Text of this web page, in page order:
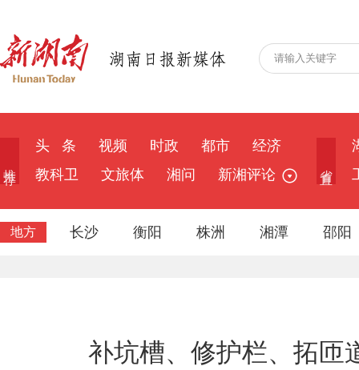
头 条 视频 时政 都市
经济
教科卫
文旅体 湘问 新湘评论
地方 长沙 衡阳 株洲 湘潭 邵阳
补坑槽、修护栏、拓